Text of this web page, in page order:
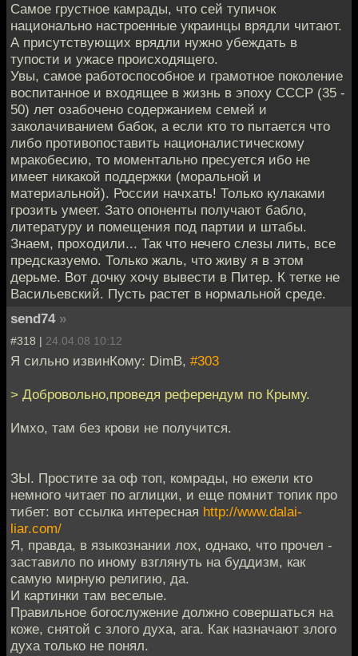
Самое грустное камрады, что сей тупичок
национально настроенные украинцы врядли читают.
А присутствующих врядли нужно убеждать в
тупости и ужасе происходящего.
Увы, самое работоспособное и грамотное поколение
воспитанное и входящее в жизнь в эпоху СССР (35 -
50) лет озабочено содержанием семей и
заколачиванием бабок, а если кто то пытается что
либо противопоставить националистическому
мракобесию, то моментально пресуется ибо не
имеет никакой поддержки (моральной и
материальной). России начхать! Только кулаками
грозить умеет. Зато опоненты получают бабло,
литературу и помещения под партии и штабы.
Знаем, проходили... Так что нечего слезы лить, все
предсказуемо. Только жаль, что живу я в этом
дерьме. Вот дочку хочу вывести в Питер. К тетке не
Васильевский. Пусть растет в нормальной среде.
send74 »
#318 | 24.04.08 10:12
Я сильно извинКому: DimB, #303
> Добровольно,проведя референдум по Крыму.
Имхо, там без крови не получится.
ЗЫ. Простите за оф топ, комрады, но ежели кто
немного читает по аглицки, и еще помнит топик про
тибет: вот ссылка интересная http://www.dalai-
liar.com/
Я, правда, в языкознании лох, однако, что прочел -
заставило по иному взглянуть на буддизм, как
самую мирную религию, да.
И картинки там веселые.
Правильное богослужение должно совершаться на
коже, снятой с злого духа, ага. Как назначают злого
духа только не понял.